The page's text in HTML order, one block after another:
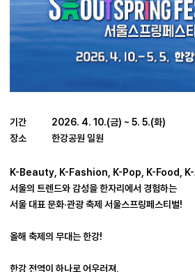
기간
2026. 4. 10.(금) ~ 5. 5.(화)
장소
한강공원 일원
K-Beauty, K-Fashion, K-Pop, K-Food, K-
서울의 트렌드와 감성을 한자리에서 경험하는
서울 대표 문화·관광 축제 서울스프링페스티벌!
올해 축제의 무대는 한강!
한강 전역이 하나로 어우러져,